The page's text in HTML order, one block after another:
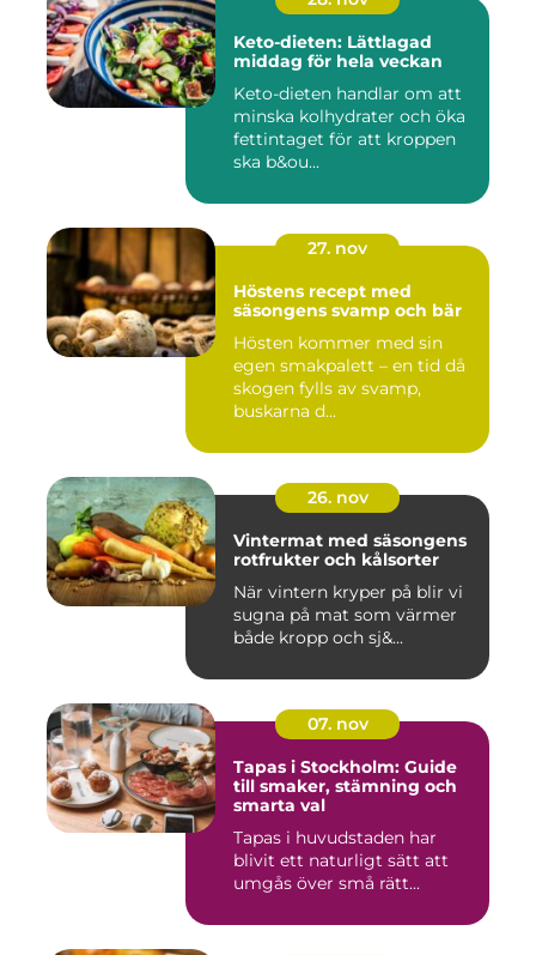
Keto-dieten: Lättlagad
middag för hela veckan
Keto-dieten handlar om att
minska kolhydrater och öka
fettintaget för att kroppen
ska b&ou...
27. nov
Höstens recept med
säsongens svamp och bär
Hösten kommer med sin
egen smakpalett – en tid då
skogen fylls av svamp,
buskarna d...
26. nov
Vintermat med säsongens
rotfrukter och kålsorter
När vintern kryper på blir vi
sugna på mat som värmer
både kropp och sj&...
07. nov
Tapas i Stockholm: Guide
till smaker, stämning och
smarta val
Tapas i huvudstaden har
blivit ett naturligt sätt att
umgås över små rätt...